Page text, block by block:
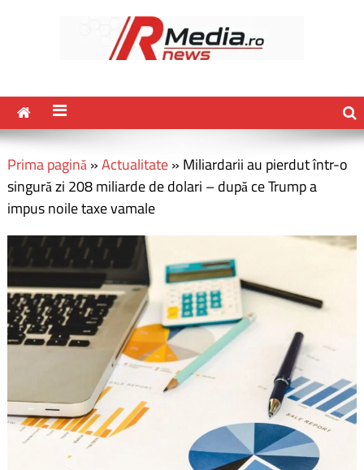
Prima pagină»Actualitate» Miliardarii au pierdut într-o
singură zi 208 miliarde de dolari – după ce Trump a
impus noile taxe vamale